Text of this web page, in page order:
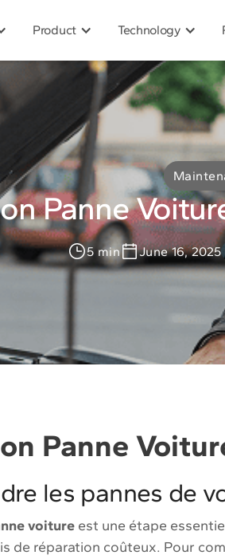
Product Technology
Panne
5 min June 16, 2025
Panne
les pannes de
voiture est une étape
de réparation coûteux. Pour